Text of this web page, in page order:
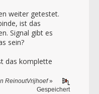
weiter getestet.
ist das
Signal gibt es
sein?
das komplette
ReinoutVrijhoef»
Gespeichert